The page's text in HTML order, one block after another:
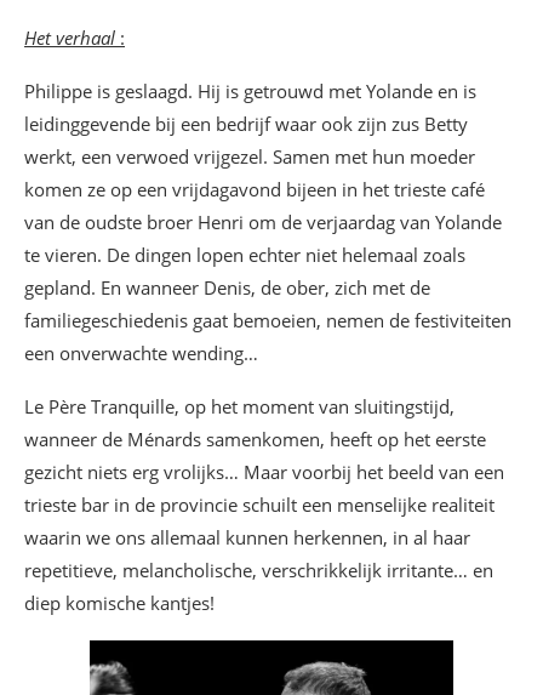
Het verhaal :
Philippe is geslaagd. Hij is getrouwd met Yolande en is
leidinggevende bij een bedrijf waar ook zijn zus Betty
werkt, een verwoed vrijgezel. Samen met hun moeder
komen ze op een vrijdagavond bijeen in het trieste café
van de oudste broer Henri om de verjaardag van Yolande
te vieren. De dingen lopen echter niet helemaal zoals
gepland. En wanneer Denis, de ober, zich met de
familiegeschiedenis gaat bemoeien, nemen de festiviteiten
een onverwachte wending…
Le Père Tranquille, op het moment van sluitingstijd,
wanneer de Ménards samenkomen, heeft op het eerste
gezicht niets erg vrolijks… Maar voorbij het beeld van een
trieste bar in de provincie schuilt een menselijke realiteit
waarin we ons allemaal kunnen herkennen, in al haar
repetitieve, melancholische, verschrikkelijk irritante… en
diep komische kantjes!